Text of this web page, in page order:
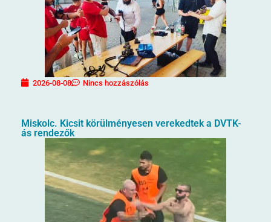
2026-08-08 Nincs hozzászólás
Miskolc. Kicsit körülményesen verekedtek a DVTK-
ás rendezők